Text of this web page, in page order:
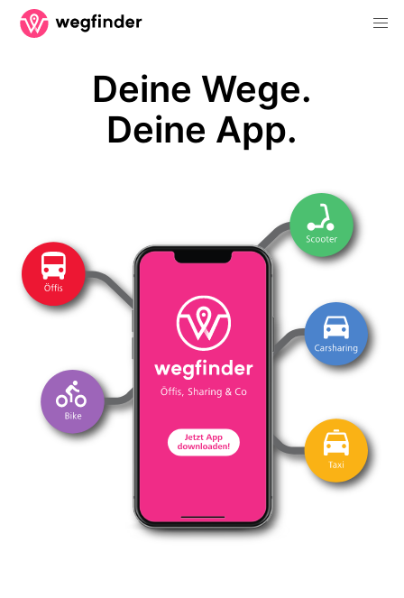
Deine Wege.
Deine App.